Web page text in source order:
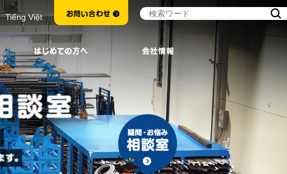
Tiếng Việt